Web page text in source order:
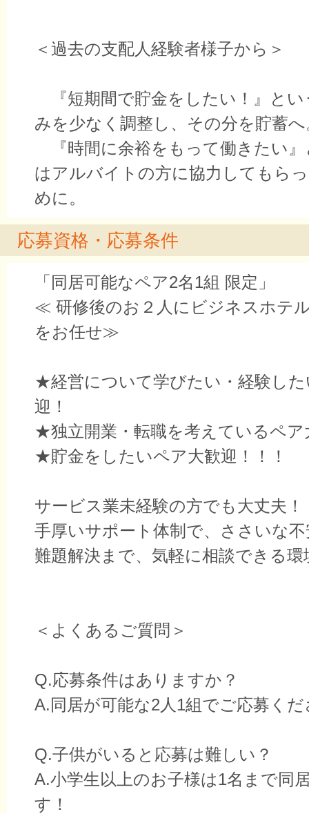
＜過去の支配人経験者様子から＞
『短期間で貯金をしたい！』とい
みを少なく調整し、その分を貯蓄へ
『時間に余裕をもって働きたい
はアルバイトの方に協力してもら
めに。
応募資格・応募条件
「同居可能なペア2名1組 限定」
≪ 研修後のお２人にビジネスホテ
をお任せ≫
★経営について学びたい・経験し
迎！
★独立開業・転職を考えているペア
★貯金をしたいペア大歓迎！！！
サービス業未経験の方でも大丈夫！
手厚いサポート体制で、ささいな
難題解決まで、気軽に相談できる環
＜よくあるご質問＞
Q.応募条件はありますか？
A.同居が可能な2人1組でご応募く
Q.子供がいると応募は難しい？
A.小学生以上のお子様は1名まで同
す！